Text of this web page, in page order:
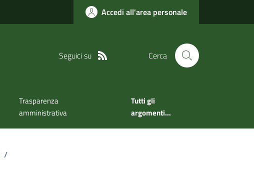
Accedi all'area personale
Seguici su Cerca
Trasparenza
amministrativa
Tutti gli
argomenti...
/